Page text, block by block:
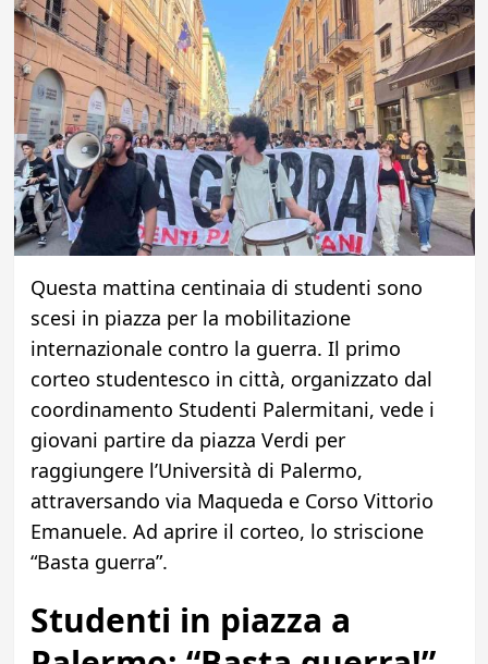
Questa mattina centinaia di studenti sono
scesi in piazza per la mobilitazione
internazionale contro la guerra. Il primo
corteo studentesco in città, organizzato dal
coordinamento Studenti Palermitani, vede i
giovani partire da piazza Verdi per
raggiungere l’Università di Palermo,
attraversando via Maqueda e Corso Vittorio
Emanuele. Ad aprire il corteo, lo striscione
“Basta guerra”.
Studenti in piazza a